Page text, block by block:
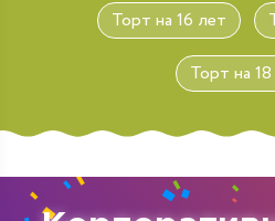
Торт на 16 лет
Торт на